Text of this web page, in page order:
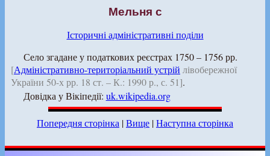
Мельня с
Історичні адміністративні поділи
Село згадане у податкових реєстрах 1750 – 1756 рр.
[Адміністративно-територіальний устрій лівобережної
України 50-х рр. 18 ст. – К.: 1990 р., с. 51].
Довідка у Вікіпедії: uk.wikipedia.org
Попередня сторінка |Вище |Наступна сторінка